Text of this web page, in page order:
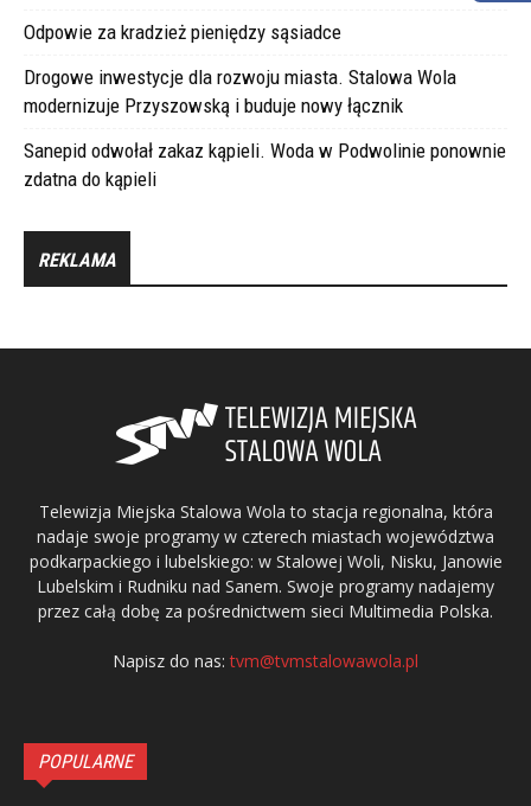
Odpowie za kradzież pieniędzy sąsiadce
Drogowe inwestycje dla rozwoju miasta. Stalowa Wola
modernizuje Przyszowską i buduje nowy łącznik
Sanepid odwołał zakaz kąpieli. Woda w Podwolinie ponownie
zdatna do kąpieli
REKLAMA
Telewizja Miejska Stalowa Wola to stacja regionalna, która
nadaje swoje programy w czterech miastach województwa
podkarpackiego i lubelskiego: w Stalowej Woli, Nisku, Janowie
Lubelskim i Rudniku nad Sanem. Swoje programy nadajemy
przez całą dobę za pośrednictwem sieci Multimedia Polska.
Napisz do nas:tvm@tvmstalowawola.pl
POPULARNE